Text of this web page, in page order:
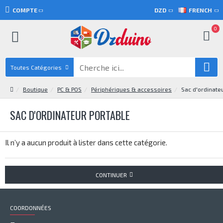
COMPTE DZD FRENCH
0
Toutes Catégories
Boutique PC & POS Périphériques & accessoires Sac
SAC D'ORDINATEUR PORTABLE
Il n’y a aucun produit à lister dans cette catégorie.
CONTINUER
COORDONNÉES